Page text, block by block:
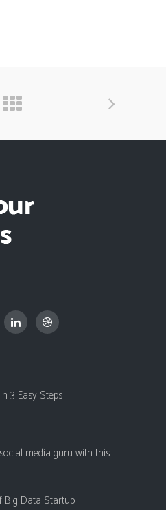
3 Easy Steps
media guru with this
Big Data Startup